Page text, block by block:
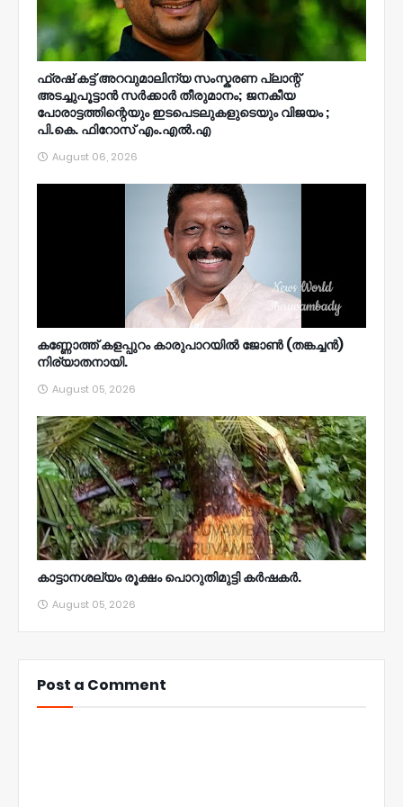
ഫ്രഷ് കട്ട് അറവുമാലിന്യ സംസ്കരണ പ്ലാന്റ്
അടച്ചുപൂട്ടാൻ സർക്കാർ തീരുമാനം; ജനകീയ
പോരാട്ടത്തിന്റെയും ഇടപെടലുകളുടെയും വിജയം ;
പി.കെ. ഫിറോസ് എം.എൽ‍.എ
August 06, 2026
കണ്ണോത്ത് കളപ്പുറം കാരുപാറയിൽ ജോൺ (തങ്കച്ചൻ)
നിര്യാതനായി.
August 05, 2026
കാട്ടാനശല്യം രൂക്ഷം പൊറുതിമുട്ടി കർഷകർ.
August 05, 2026
Post a Comment